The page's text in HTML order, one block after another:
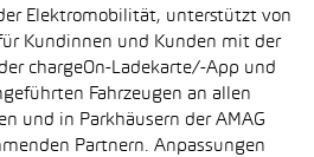
Elektromobilität, unterstützt von
Kundinnen und Kunden mit der
chargeOn-Ladekarte/-App und
Fahrzeugen an allen
und in Parkhäusern der AMAG
Partnern. Anpassungen